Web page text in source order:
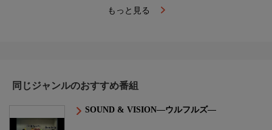
もっと見る
同じジャンルのおすすめ番組
SOUND & VISION―ウルフルズ―